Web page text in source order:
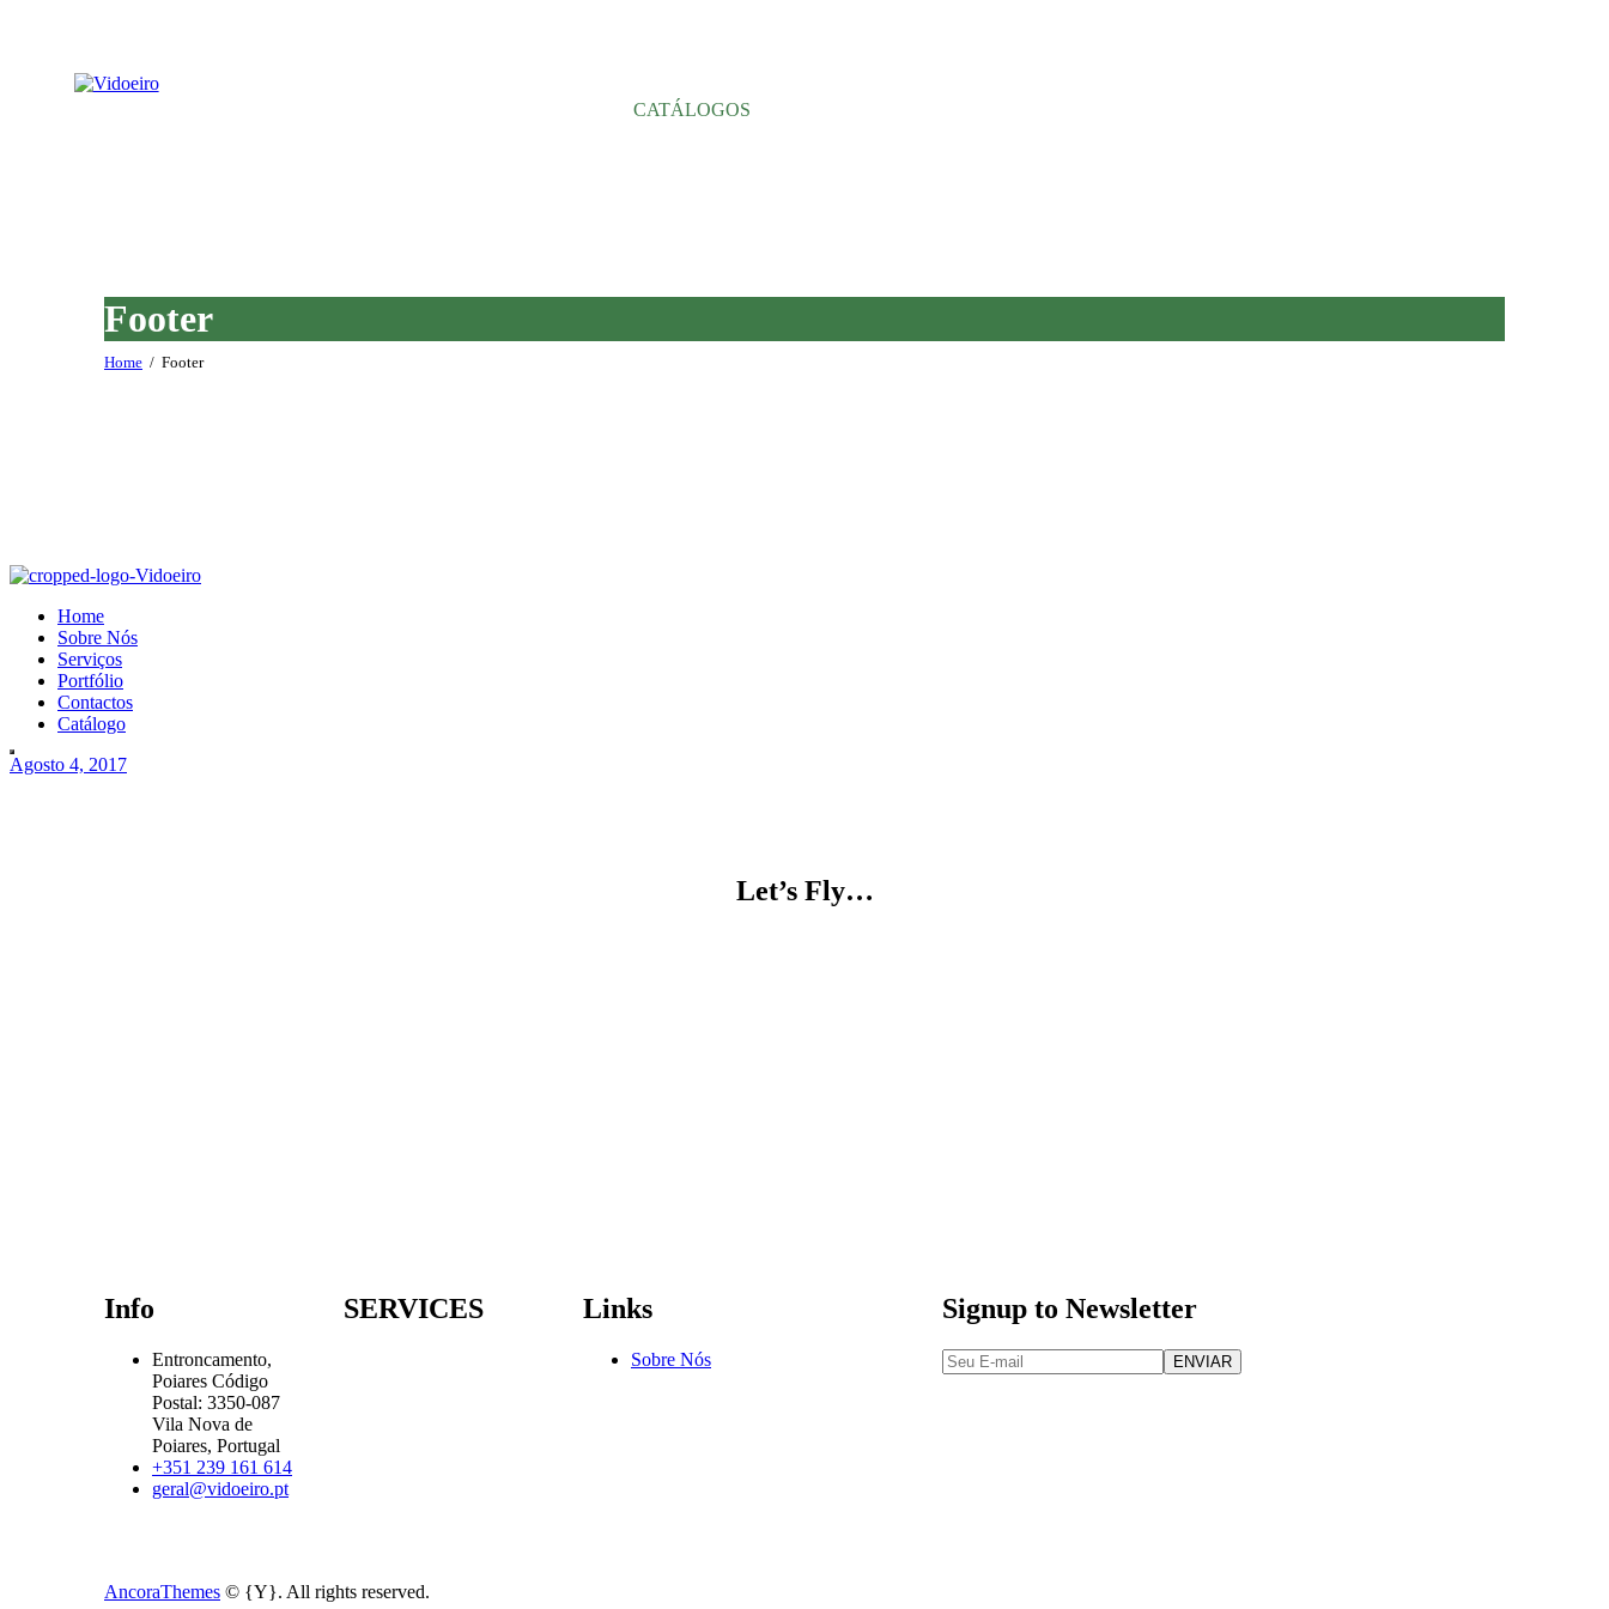
CATÁLOGOS
Footer
Home Footer
Home
Sobre Nós
Serviços
Portfólio
Contactos
Catálogo
Agosto 4, 2017
Let’s Fly…
Info
Entroncamento,
Poiares Código
Postal: 3350-087
Vila Nova de
Poiares, Portugal
+351 239 161 614
geral@vidoeiro.pt
SERVICES Links
Sobre Nós
Signup to Newsletter
AncoraThemes © {Y}. All rights reserved.